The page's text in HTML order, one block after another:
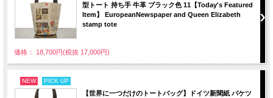
型トート 持ち手 牛革 ブラック色 11【Today's Featured
Item】 EuropeanNewspaper and Queen Elizabeth
stamp tote
価格： 18,700円(税抜 17,000円)
NEW PICK UP
【世界に一つだけのトートバッグ】ドイツ新聞紙 バケツ